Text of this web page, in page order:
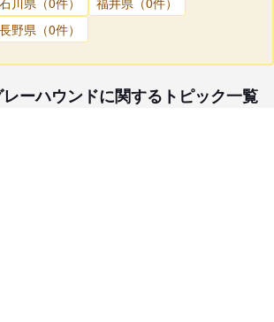
長野県（0件）
ーハウンドに関するトピック一覧